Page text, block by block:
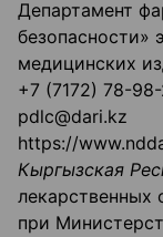
Департамент
безопасности»
медицинских
+7 (7172) 78-
pdlc@dari.kz
https://
Кыргызская
лекарственных
при